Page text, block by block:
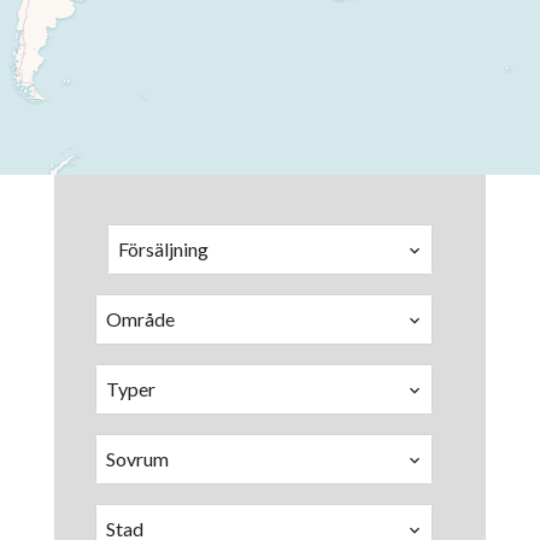
Försäljning
Område
Typer
Sovrum
Stad